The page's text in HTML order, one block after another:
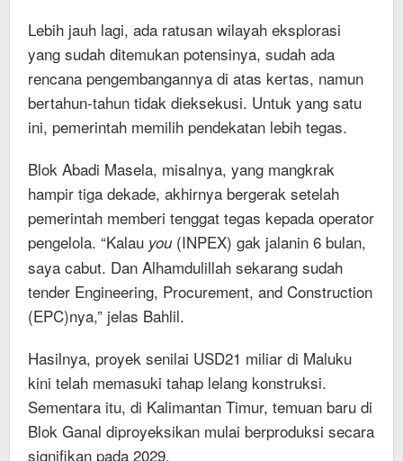
Lebih jauh lagi, ada ratusan wilayah eksplorasi
yang sudah ditemukan potensinya, sudah ada
rencana pengembangannya di atas kertas, namun
bertahun-tahun tidak dieksekusi. Untuk yang satu
ini, pemerintah memilih pendekatan lebih tegas.
Blok Abadi Masela, misalnya, yang mangkrak
hampir tiga dekade, akhirnya bergerak setelah
pemerintah memberi tenggat tegas kepada operator
pengelola. “Kalau you(INPEX) gak jalanin 6 bulan,
saya cabut. Dan Alhamdulillah sekarang sudah
tender Engineering, Procurement, and Construction
(EPC)nya,” jelas Bahlil.
Hasilnya, proyek senilai USD21 miliar di Maluku
kini telah memasuki tahap lelang konstruksi.
Sementara itu, di Kalimantan Timur, temuan baru di
Blok Ganal diproyeksikan mulai berproduksi secara
signifikan pada 2029.